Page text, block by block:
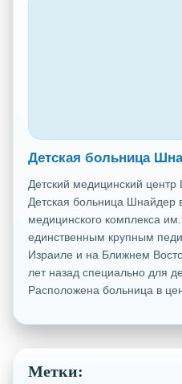
Детская больница
Детский медицинский
Детская больница Шнайдер
медицинского комплекса
единственным крупным
Израиле и на Ближнем
лет назад специально для
Расположена больница в
Метки: